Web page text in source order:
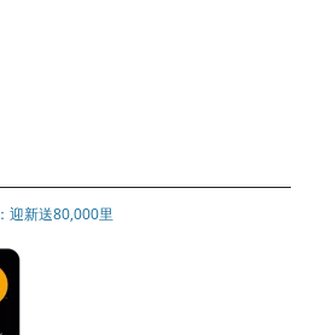
：迎新送80,000里